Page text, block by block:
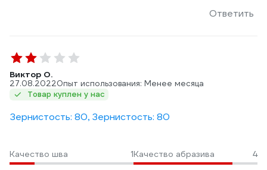
Ответить
Виктор О.
27.08.2022Опыт использования: Менее месяца
Товар куплен у нас
Зернистость: 80, Зернистость: 80
Качество шва 1Качество абразива 4